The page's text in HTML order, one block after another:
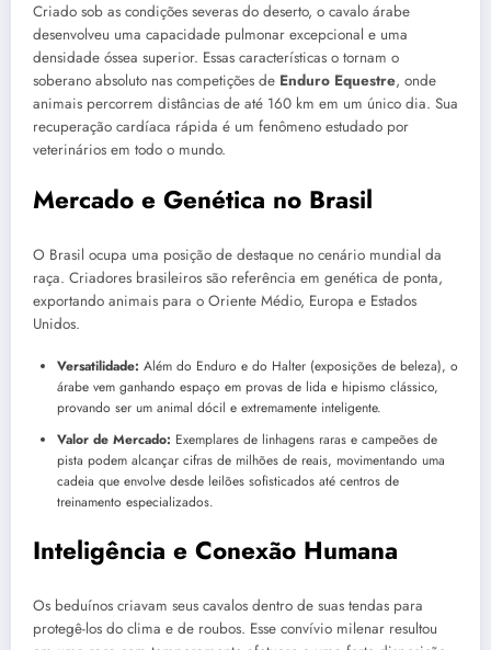
Criado sob as condições severas do deserto, o cavalo árabe
desenvolveu uma capacidade pulmonar excepcional e uma
densidade óssea superior. Essas características o tornam o
soberano absoluto nas competições de Enduro Equestre, onde
animais percorrem distâncias de até 160 km em um único dia. Sua
recuperação cardíaca rápida é um fenômeno estudado por
veterinários em todo o mundo.
Mercado e Genética no Brasil
O Brasil ocupa uma posição de destaque no cenário mundial da
raça. Criadores brasileiros são referência em genética de ponta,
exportando animais para o Oriente Médio, Europa e Estados
Unidos.
Versatilidade: Além do Enduro e do Halter (exposições de beleza), o
árabe vem ganhando espaço em provas de lida e hipismo clássico,
provando ser um animal dócil e extremamente inteligente.
Valor de Mercado: Exemplares de linhagens raras e campeões de
pista podem alcançar cifras de milhões de reais, movimentando uma
cadeia que envolve desde leilões sofisticados até centros de
treinamento especializados.
Inteligência e Conexão Humana
Os beduínos criavam seus cavalos dentro de suas tendas para
protegê-los do clima e de roubos. Esse convívio milenar resultou